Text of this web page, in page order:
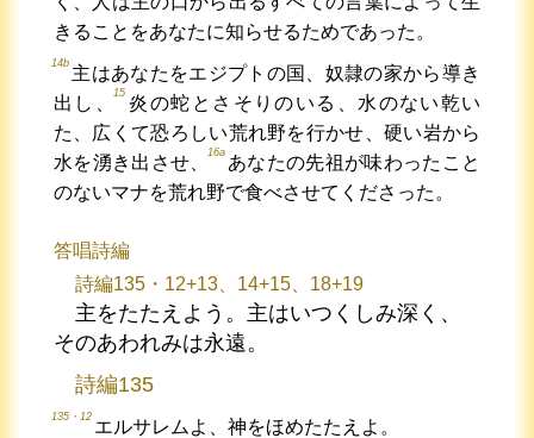
きることをあなたに知らせるためであった。
14b
主はあなたをエジプトの国、奴隷の家から導き
出し、
15
炎の蛇とさそりのいる、水のない乾い
た、広くて恐ろしい荒れ野を行かせ、硬い岩から
水を湧き出させ、
16a
あなたの先祖が味わったこと
のないマナを荒れ野で食べさせてくださった。
答唱詩編
詩編135・12+13、14+15、18+19
主をたたえよう。主はいつくしみ深く、
そのあわれみは永遠。
詩編135
135・12
エルサレムよ、神をほめたたえよ。